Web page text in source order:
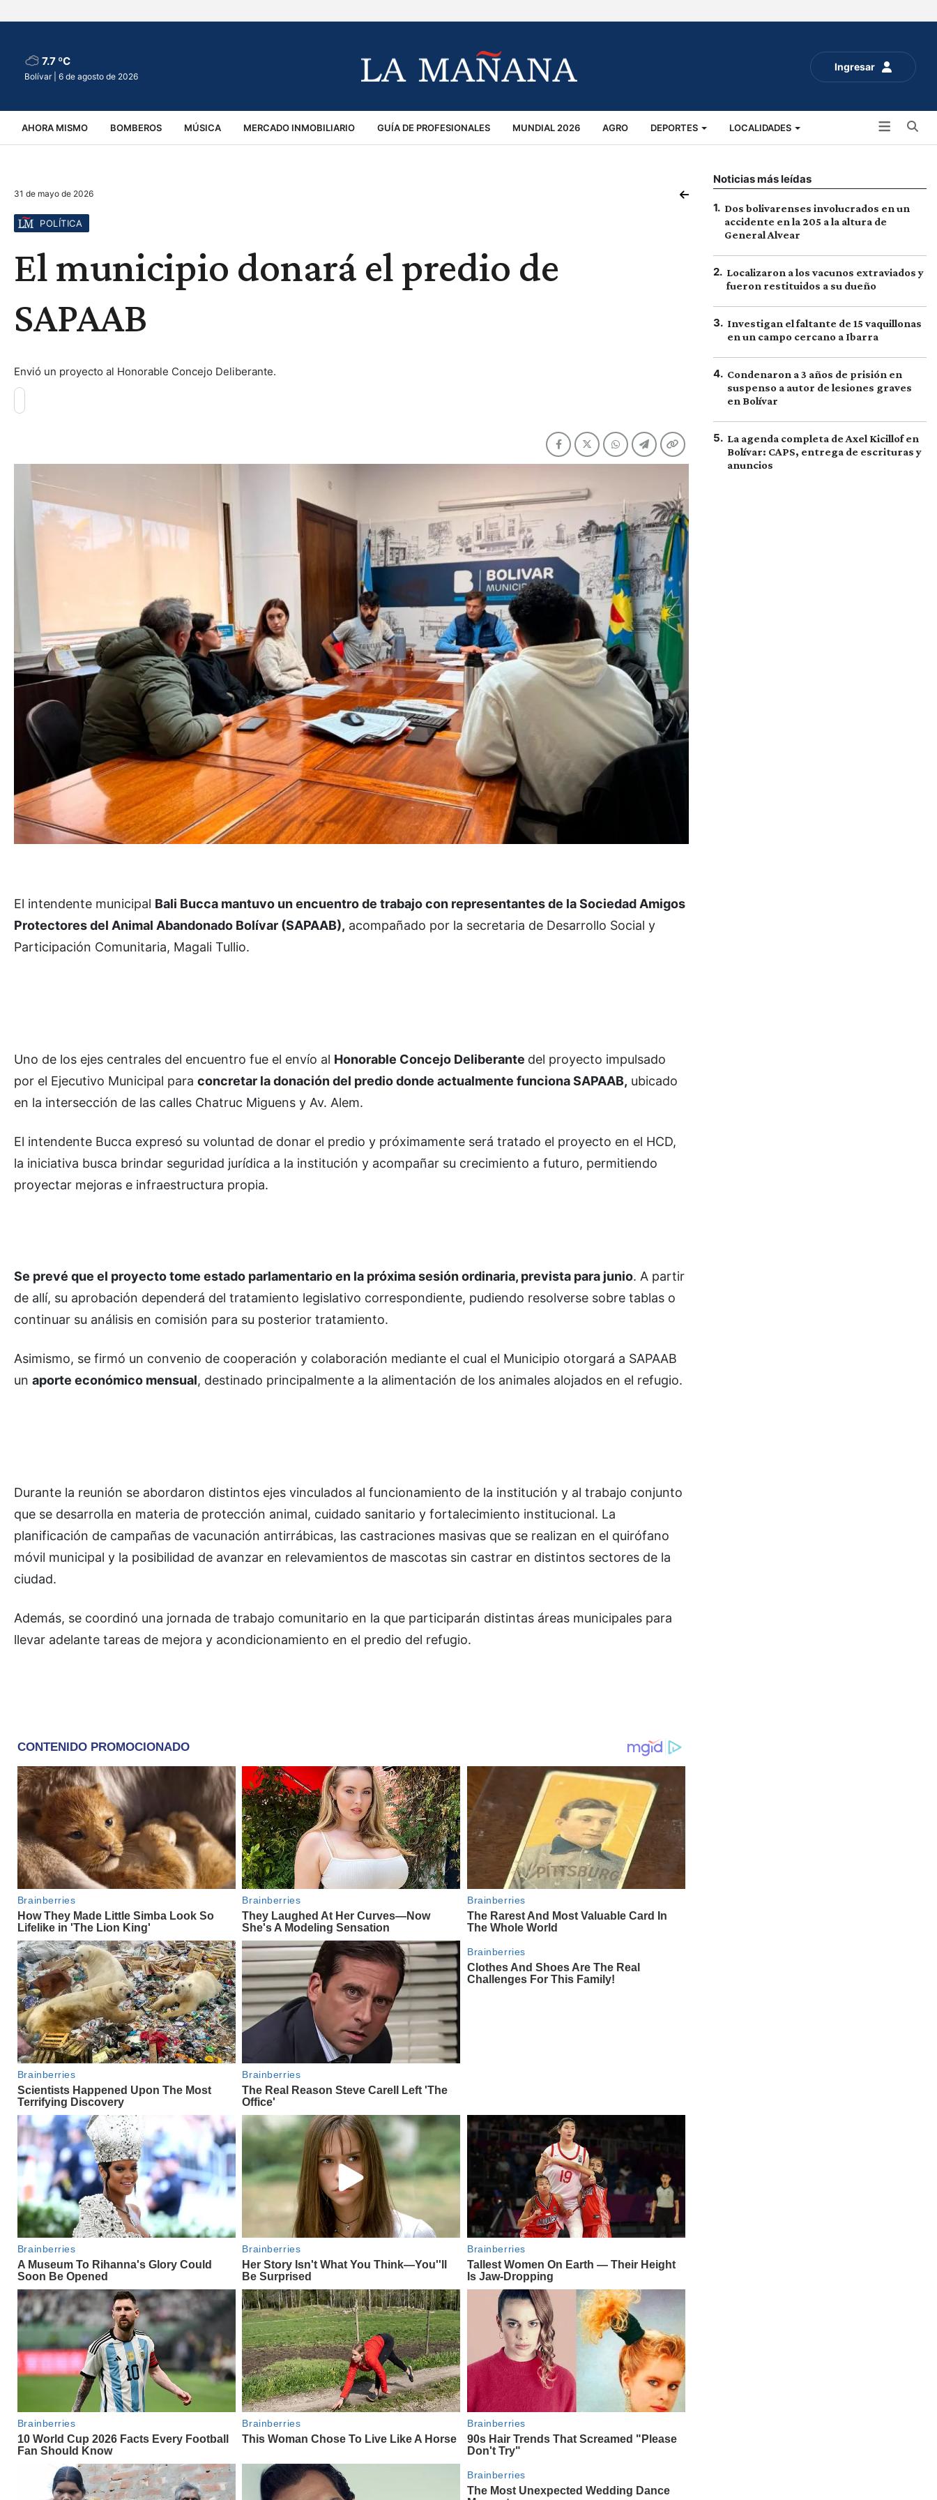
Ingresar
7.7 ºC
Bolívar | 6 de agosto de 2026
AHORA MISMO BOMBEROS MÚSICA MERCADO INMOBILIARIO GUÍA DE PROFESIONALES MUNDIAL 2026 AGRO DEPORTES LOCALIDADES
VIRALES ACCIDENTES
31 de mayo de 2026
POLÍTICA
El municipio donará el predio de
SAPAAB
Envió un proyecto al Honorable Concejo Deliberante.
El intendente municipal Bali Bucca mantuvo un encuentro de trabajo con representantes de la Sociedad Amigos
Protectores del Animal Abandonado Bolívar (SAPAAB), acompañado por la secretaria de Desarrollo Social y
Participación Comunitaria, Magali Tullio.
Uno de los ejes centrales del encuentro fue el envío al Honorable Concejo Deliberante del proyecto impulsado
por el Ejecutivo Municipal para concretar la donación del predio donde actualmente funciona SAPAAB, ubicado
en la intersección de las calles Chatruc Miguens y Av. Alem.
El intendente Bucca expresó su voluntad de donar el predio y próximamente será tratado el proyecto en el HCD,
la iniciativa busca brindar seguridad jurídica a la institución y acompañar su crecimiento a futuro, permitiendo
proyectar mejoras e infraestructura propia.
Se prevé que el proyecto tome estado parlamentario en la próxima sesión ordinaria, prevista para junio. A partir
de allí, su aprobación dependerá del tratamiento legislativo correspondiente, pudiendo resolverse sobre tablas o
continuar su análisis en comisión para su posterior tratamiento.
Asimismo, se firmó un convenio de cooperación y colaboración mediante el cual el Municipio otorgará a SAPAAB
un aporte económico mensual, destinado principalmente a la alimentación de los animales alojados en el refugio.
Durante la reunión se abordaron distintos ejes vinculados al funcionamiento de la institución y al trabajo conjunto
que se desarrolla en materia de protección animal, cuidado sanitario y fortalecimiento institucional. La
planificación de campañas de vacunación antirrábicas, las castraciones masivas que se realizan en el quirófano
móvil municipal y la posibilidad de avanzar en relevamientos de mascotas sin castrar en distintos sectores de la
ciudad.
Además, se coordinó una jornada de trabajo comunitario en la que participarán distintas áreas municipales para
llevar adelante tareas de mejora y acondicionamiento en el predio del refugio.
Noticias más leídas
1. Dos bolivarenses involucrados en un
accidente en la 205 a la altura de
General Alvear
2. Localizaron a los vacunos extraviados y
fueron restituidos a su dueño
3. Investigan el faltante de 15 vaquillonas
en un campo cercano a Ibarra
4. Condenaron a 3 años de prisión en
suspenso a autor de lesiones graves
en Bolívar
5. La agenda completa de Axel Kicillof en
Bolívar: CAPS, entrega de escrituras y
anuncios